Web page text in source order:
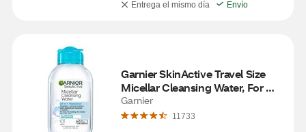
Entrega el mismo día Envío
Garnier SkinActive Travel Size
Micellar Cleansing Water, For
Waterproof Makeup, 3.4 OZ
Garnier
11733